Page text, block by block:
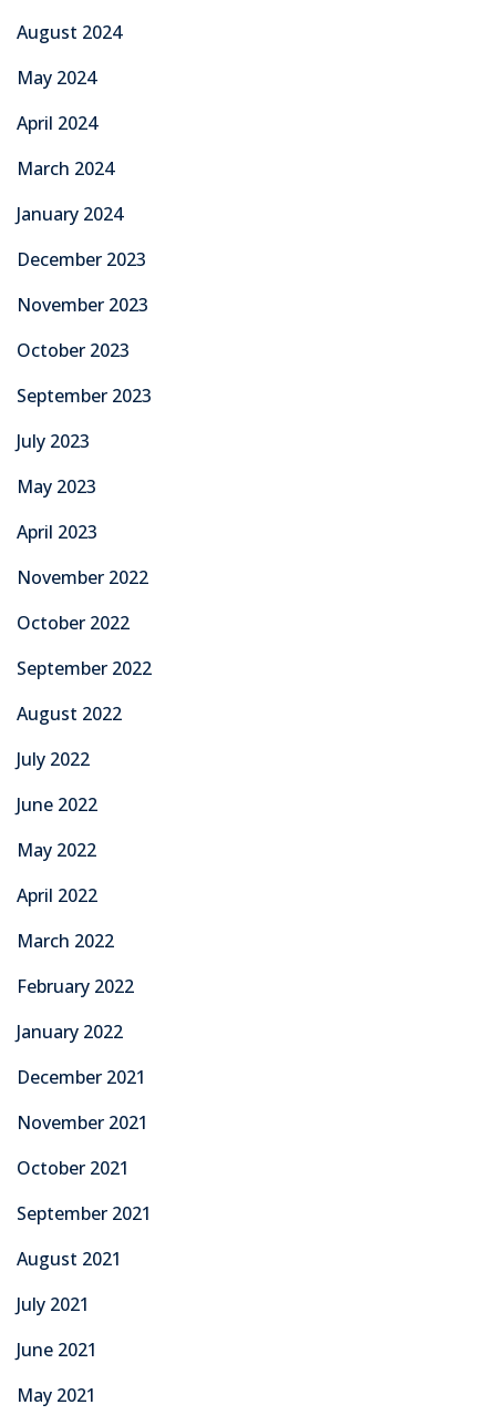
August 2024
May 2024
April 2024
March 2024
January 2024
December 2023
November 2023
October 2023
September 2023
July 2023
May 2023
April 2023
November 2022
October 2022
September 2022
August 2022
July 2022
June 2022
May 2022
April 2022
March 2022
February 2022
January 2022
December 2021
November 2021
October 2021
September 2021
August 2021
July 2021
June 2021
May 2021